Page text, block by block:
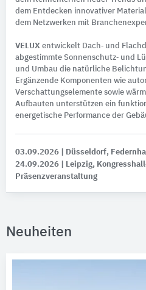
dem Entdecken innovativer
dem Netzwerken mit
VELUX entwickelt Dach‑ und
abgestimmte Sonnenschutz‑ und
und Umbau die natürliche
Ergänzende Komponenten wie
Verschattungselemente sowie
Aufbauten unterstützen ein
energetische Performance der
03.09.2026 | Düsseldorf,
24.09.2026
| Leipzig,
Präsenzveranstaltung
Neuheiten